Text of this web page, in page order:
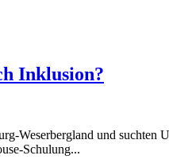
Inklusion?
Weserbergland und
Schulung...